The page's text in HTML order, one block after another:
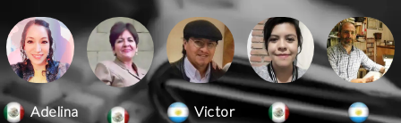
Adelina
Victor